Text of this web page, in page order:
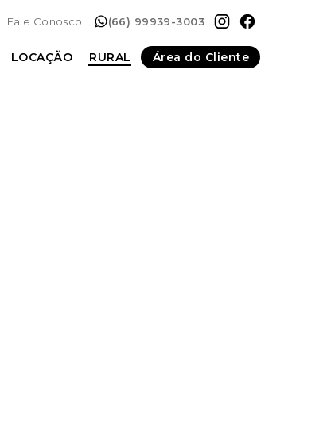
Fale Conosco (66) 99939-3003
LOCAÇÃO RURAL Área do Cliente